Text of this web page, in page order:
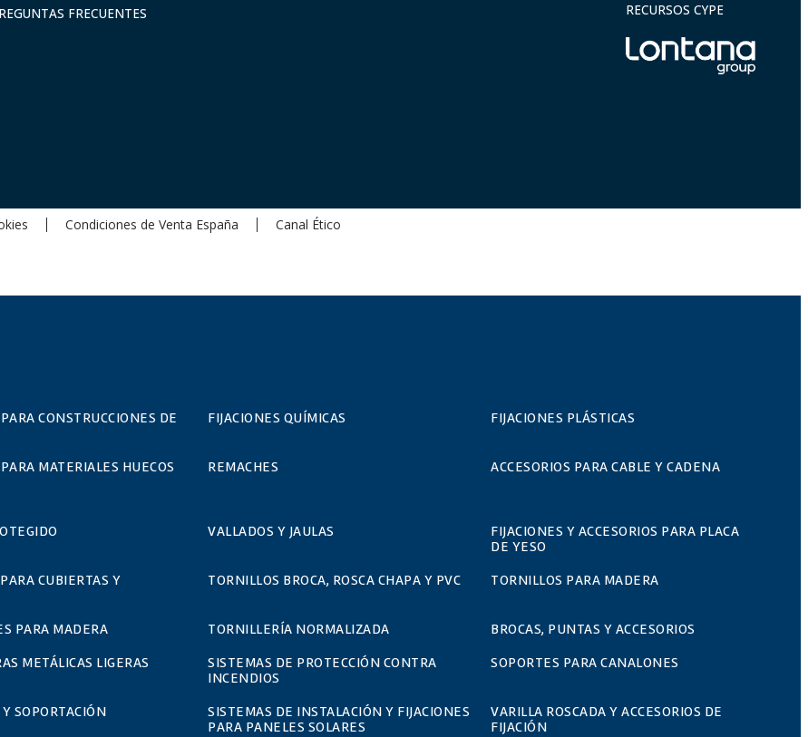
FRECUENTES
RECURSOS CYPE
Condiciones de Venta España Canal Ético
CONSTRUCCIONES DE
FIJACIONES QUÍMICAS FIJACIONES PLÁSTICAS
MATERIALES HUECOS REMACHES ACCESORIOS PARA CABLE Y CADENA
VALLADOS Y JAULAS
FIJACIONES Y ACCESORIOS PARA PLACA
DE YESO
CUBIERTAS Y
TORNILLOS BROCA, ROSCA CHAPA Y PVC TORNILLOS PARA MADERA
PARA MADERA TORNILLERÍA NORMALIZADA
BROCAS, PUNTAS Y ACCESORIOS
METÁLICAS LIGERAS
SISTEMAS DE PROTECCIÓN CONTRA
INCENDIOS
SOPORTES PARA CANALONES
SOPORTACIÓN
SISTEMAS DE INSTALACIÓN Y FIJACIONES
PARA PANELES SOLARES
VARILLA ROSCADA Y ACCESORIOS DE
FIJACIÓN